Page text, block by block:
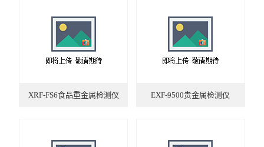
RoHS检测仪
重金属检测仪
镀层厚度分析仪
XRF-FS6食品重金属检测仪 EXF-9500贵金属检测仪